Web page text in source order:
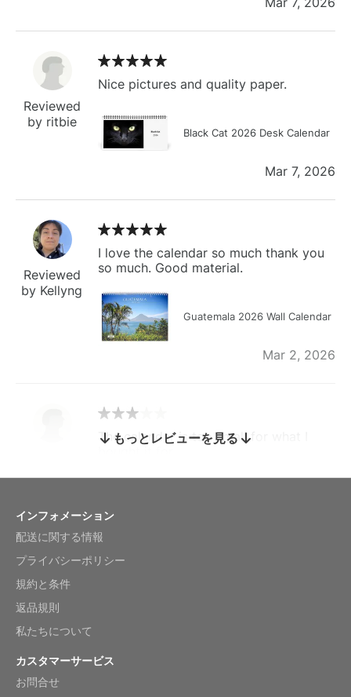
Reviewed
by ritbie
Nice pictures and quality paper.
Black Cat 2026 Desk Calendar
Mar 7, 2026
Reviewed
by Kellyng
I love the calendar so much thank you
so much. Good material.
Guatemala 2026 Wall Calendar
Mar 2, 2026
by charles
The calendar is too small for what I
Reviewed
by Anne
もっとレビューを見る
インフォメーション
配送に関する情報
プライバシーポリシー
規約と条件
返品規則
私たちについて
カスタマーサービス
お問合せ